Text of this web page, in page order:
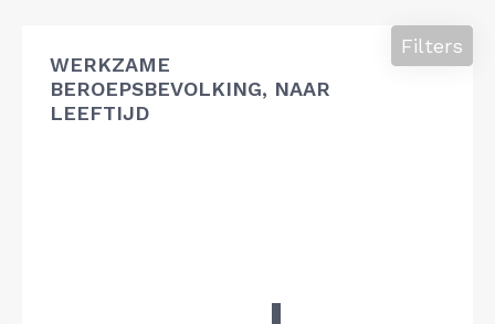
WERKZAME
BEROEPSBEVOLKING, NAAR
LEEFTIJD
Filters